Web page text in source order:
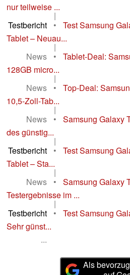
nur teilweise ...
|
Testbericht
•
Test Samsung
Tablet – Neuau...
|
News
•
Tablet-Deal:
128GB micro...
|
News
•
Top-Deal:
10,5-Zoll-Tab...
|
News
•
Samsung Galaxy
des günstig...
|
Testbericht
•
Test Samsung
Tablet – Sta...
|
News
•
Samsung Galaxy
Testergebnisse im ...
|
Testbericht
•
Test Samsung
Sehr günst...
...
Als